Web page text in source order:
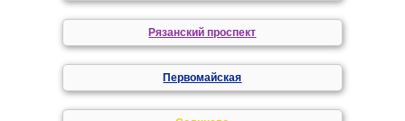
Рязанский проспект
Первомайская